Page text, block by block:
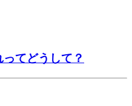
てどうして？